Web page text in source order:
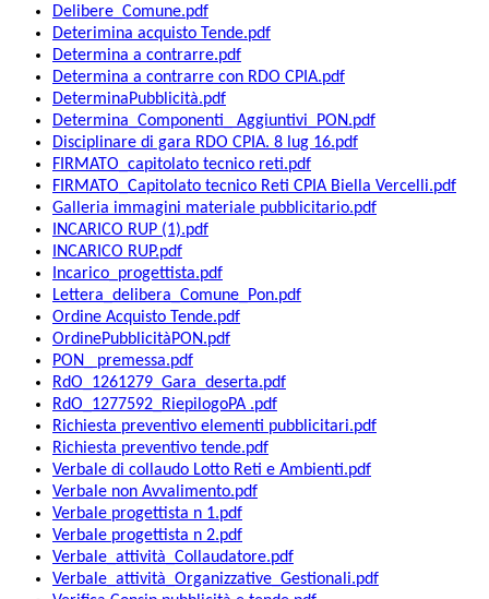
Delibere_Comune.pdf
Deterimina acquisto Tende.pdf
Determina a contrarre.pdf
Determina a contrarre con RDO CPIA.pdf
DeterminaPubblicità.pdf
Determina_Componenti_ Aggiuntivi_PON.pdf
Disciplinare di gara RDO CPIA. 8 lug 16.pdf
FIRMATO_capitolato tecnico reti.pdf
FIRMATO_Capitolato tecnico Reti CPIA Biella Vercelli.pdf
Galleria immagini materiale pubblicitario.pdf
INCARICO RUP (1).pdf
INCARICO RUP.pdf
Incarico_progettista.pdf
Lettera_delibera_Comune_Pon.pdf
Ordine Acquisto Tende.pdf
OrdinePubblicitàPON.pdf
PON_ premessa.pdf
RdO_1261279_Gara_deserta.pdf
RdO_1277592_RiepilogoPA .pdf
Richiesta preventivo elementi pubblicitari.pdf
Richiesta preventivo tende.pdf
Verbale di collaudo Lotto Reti e Ambienti.pdf
Verbale non Avvalimento.pdf
Verbale progettista n 1.pdf
Verbale progettista n 2.pdf
Verbale_attività_Collaudatore.pdf
Verbale_attività_Organizzative_Gestionali.pdf